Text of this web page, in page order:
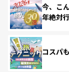
今、こ
年絶対
コスパ